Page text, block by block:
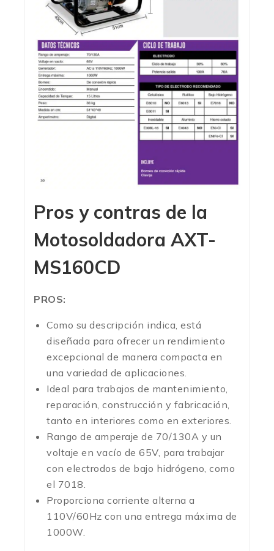
Pros y contras de la
Motosoldadora AXT-
MS160CD
PROS:
Como su descripción indica, está
diseñada para ofrecer un rendimiento
excepcional de manera compacta en
una variedad de aplicaciones.
Ideal para trabajos de mantenimiento,
reparación, construcción y fabricación,
tanto en interiores como en exteriores.
Rango de amperaje de 70/130A y un
voltaje en vacío de 65V, para trabajar
con electrodos de bajo hidrógeno, como
el 7018.
Proporciona corriente alterna a
110V/60Hz con una entrega máxima de
1000W.